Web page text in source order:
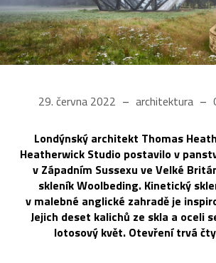
29. června 2022 architektura
Londýnský architekt Thomas
Heatherwick Studio postavilo v
v Západním Sussexu ve Velké
skleník Woolbeding. Kinetický
v malebné anglické zahradě je
Jejich deset kalichů ze skla a oceli
lotosový květ. Otevření trvá